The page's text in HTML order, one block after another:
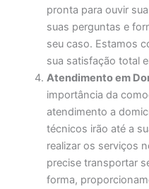
pronta para ouvir
suas perguntas e
seu caso. Estamos
sua satisfação total
Atendimento em
importância da
atendimento a
técnicos irão até a
realizar os serviços
precise transportar
forma,